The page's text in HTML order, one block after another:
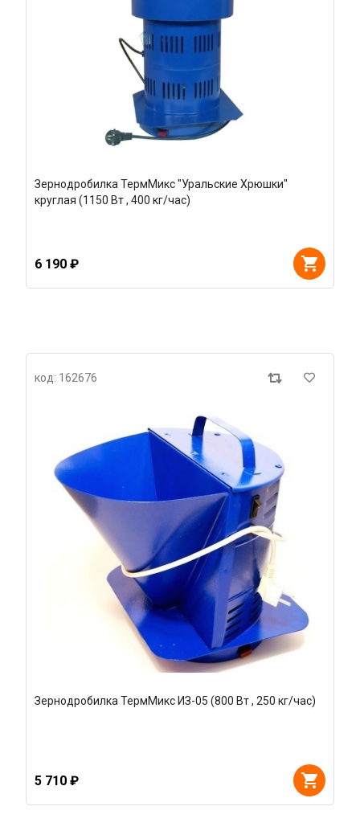
Зернодробилка ТермМикс "Уральские Хрюшки"
круглая (1150 Вт , 400 кг/час)
6 190 ₽
код: 162676
Зернодробилка ТермМикс ИЗ-05 (800 Вт , 250 кг/час)
5 710 ₽